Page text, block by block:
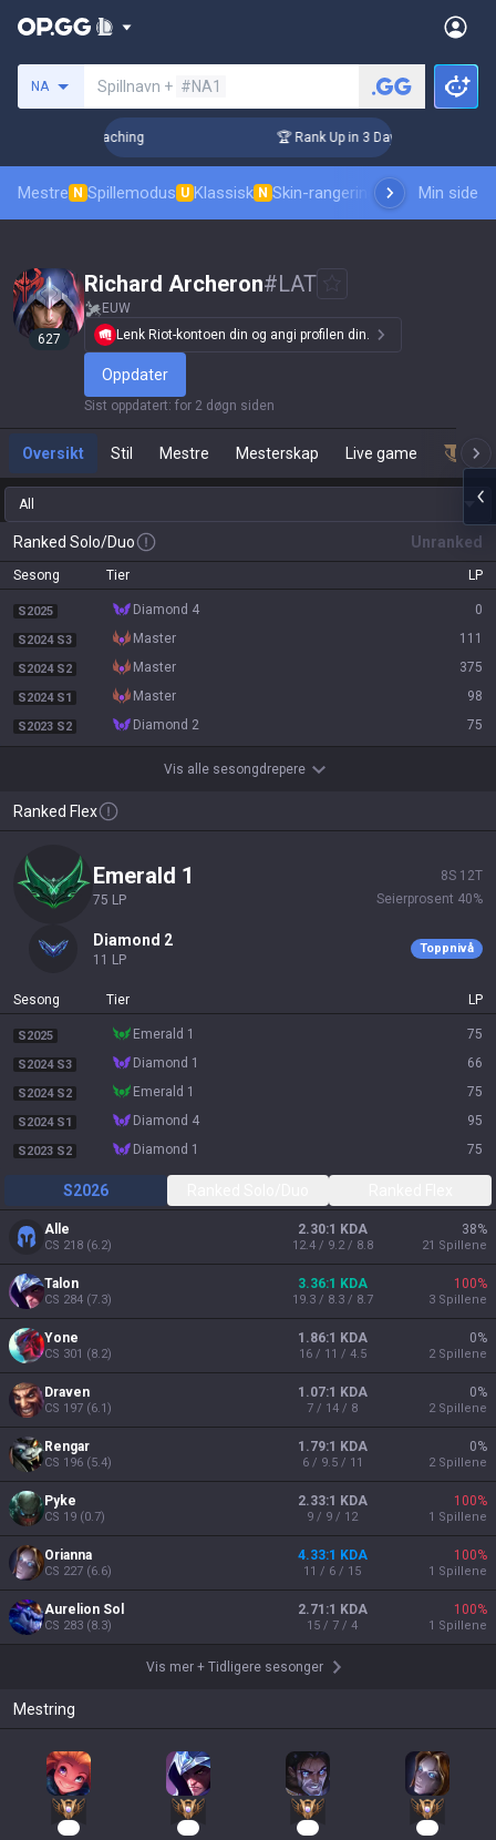
NA Spillnavn + #NA1
Challenger Coaching 🏆 Rank Up in 3 Days! Challenger
Mestre N Spillemodus U Klassisk N Skin-rangeringRangeringer
Min side
627
Richard Archeron#LAT
EUW
Lenk Riot-kontoen din og angi profilen din.
Oppdater
Sist oppdatert: for 2 døgn siden
Oversikt Stil Mestre Mesterskap Live game
All
Ranked Solo/Duo Unranked
Sesong Tier LP
S2025 diamond 4 0
S2024 S3 master 111
S2024 S2 master 375
S2024 S1 master 98
S2023 S2 diamond 2 75
Vis alle sesongdrepere
Ranked Flex
emerald 1
75 LP
8S 12T
Seierprosent 40%
diamond 2
11 LP
Toppnivå
Sesong Tier LP
S2025 emerald 1 75
S2024 S3 diamond 1 66
S2024 S2 emerald 1 75
S2024 S1 diamond 4 95
S2023 S2 diamond 1 75
S2026
Alle
CS 218 (6.2)
2.30:1 KDA
12.4 / 9.2 / 8.8
38%
21 Spillene
Talon
CS 284 (7.3)
3.36:1 KDA
19.3 / 8.3 / 8.7
100%
3 Spillene
Yone
CS 301 (8.2)
1.86:1 KDA
16 / 11 / 4.5
0%
2 Spillene
Draven
CS 197 (6.1)
1.07:1 KDA
7 / 14 / 8
0%
2 Spillene
Rengar
CS 196 (5.4)
1.79:1 KDA
6 / 9.5 / 11
0%
2 Spillene
Pyke
CS 19 (0.7)
2.33:1 KDA
9 / 9 / 12
100%
1 Spillene
Orianna
CS 227 (6.6)
4.33:1 KDA
11 / 6 / 15
100%
1 Spillene
Aurelion Sol
CS 283 (8.3)
2.71:1 KDA
15 / 7 / 4
100%
1 Spillene
Vis mer + Tidligere sesonger
Mestring